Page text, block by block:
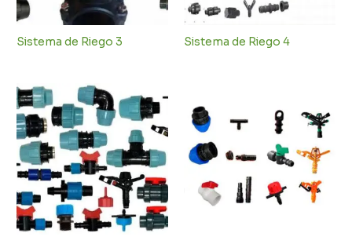
Sistema de Riego 3 Sistema de Riego 4